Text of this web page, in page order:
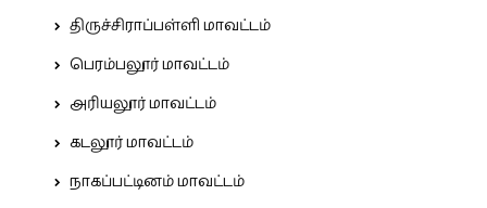
திருச்சிராப்பள்ளி மாவட்டம்
பெரம்பலூர் மாவட்டம்
அரியலூர் மாவட்டம்
கடலூர் மாவட்டம்
நாகப்பட்டினம் மாவட்டம்